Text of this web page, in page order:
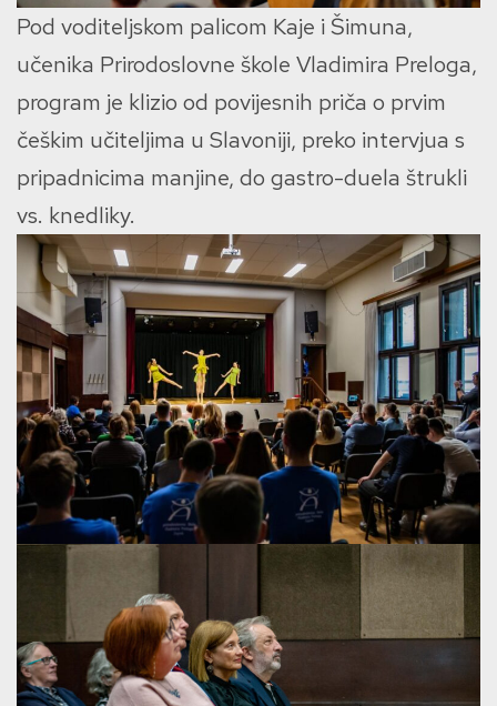
Pod voditeljskom palicom Kaje i Šimuna,
učenika Prirodoslovne škole Vladimira Preloga,
program je klizio od povijesnih priča o prvim
češkim učiteljima u Slavoniji, preko intervjua s
pripadnicima manjine, do gastro-duela štrukli
vs. knedliky.